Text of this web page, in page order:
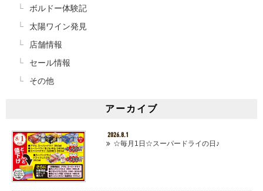
ボルドー体験記
太陽ワイン発見
店舗情報
セール情報
その他
アーカイブ
2026.8.1
☆毎月1日☆スーパードライの日♪